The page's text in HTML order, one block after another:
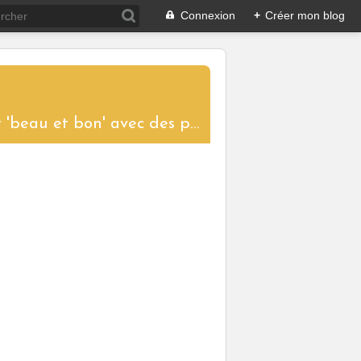
Connexion + Créer mon blog
....un blog aux saveurs d'ici et d'ailleurs pour partager le plaisir de cuisiner 'beau et bon' avec des produits de saison. Toutes les recettes proposées sont réalisées et photographiées pour vous donner l'envie de les tester à votre tour et ainsi garder vivantes les traditions culinaires.